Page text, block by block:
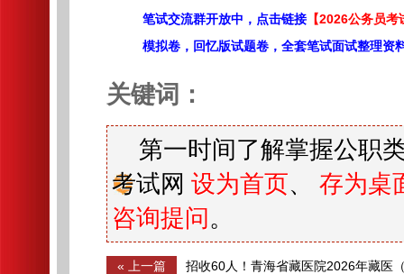
笔试交流群开放中，点击链接 【2026公务员
模拟卷，回忆版试题卷，全套笔试面试整理资
关键词：
第一时间了解掌握公职
考试网 设为首页、 存为桌
咨询提问 。
« 上一篇 招收60人！青海省藏医院2026年藏医